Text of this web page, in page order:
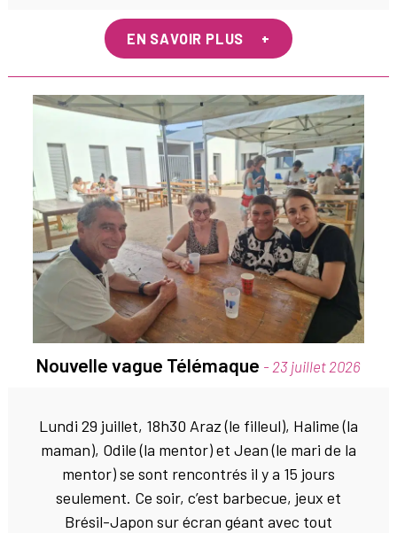
EN SAVOIR PLUS
Nouvelle vague Télémaque - 23 juillet 2026
Lundi 29 juillet, 18h30 Araz (le filleul), Halime (la
maman), Odile (la mentor) et Jean (le mari de la
mentor) se sont rencontrés il y a 15 jours
seulement. Ce soir, c’est barbecue, jeux et
Brésil-Japon sur écran géant avec tout